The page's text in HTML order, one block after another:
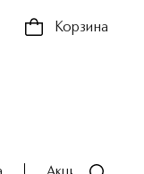
Корзина